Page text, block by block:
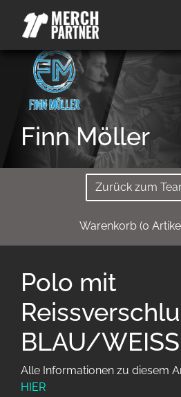
Finn Möller
Zurück zum
Warenkorb (0
Polo mit
BLAU/WEISS
Alle Informationen zu diesem
HIER